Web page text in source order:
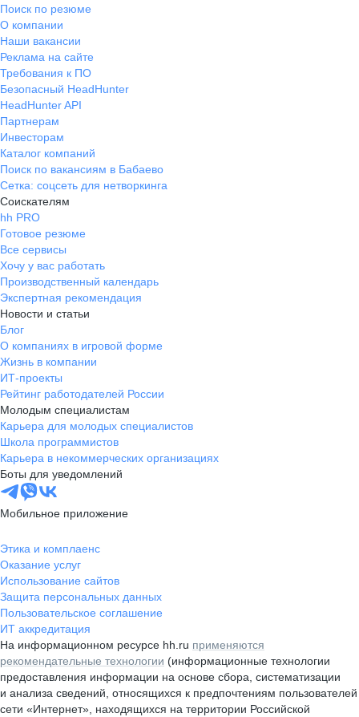
Поиск по резюме
О компании
Наши вакансии
Реклама на сайте
Требования к ПО
Безопасный HeadHunter
HeadHunter API
Партнерам
Инвесторам
Каталог компаний
Поиск по вакансиям в Бабаево
Сетка: соцсеть для нетворкинга
Соискателям
hh PRO
Готовое резюме
Все сервисы
Хочу у вас работать
Производственный календарь
Экспертная рекомендация
Новости и статьи
Блог
О компаниях в игровой форме
Жизнь в компании
ИТ-проекты
Рейтинг работодателей России
Молодым специалистам
Карьера для молодых специалистов
Школа программистов
Карьера в некоммерческих организациях
Боты для уведомлений
Мобильное приложение
Этика и комплаенс
Оказание услуг
Использование сайтов
Защита персональных данных
Пользовательское соглашение
ИТ аккредитация
На информационном ресурсе hh.ru применяются
рекомендательные технологии (информационные технологии
предоставления информации на основе сбора, систематизации
и анализа сведений, относящихся к предпочтениям пользователей
сети «Интернет», находящихся на территории Российской